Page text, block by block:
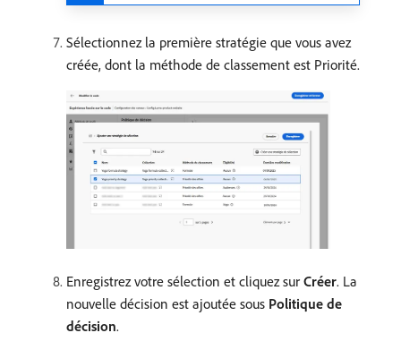
Sélectionnez la première stratégie que vous avez
créée, dont la méthode de classement est Priorité.
Enregistrez votre sélection et cliquez sur Créer. La
nouvelle décision est ajoutée sous Politique de
décision.